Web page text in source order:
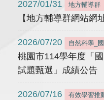
2027/01/31 地方輔導群
【地方輔導群網站網
2026/07/20 自然科學_
桃園市114學年度「
試題甄選」成績公告
2026/07/16 有效學習推